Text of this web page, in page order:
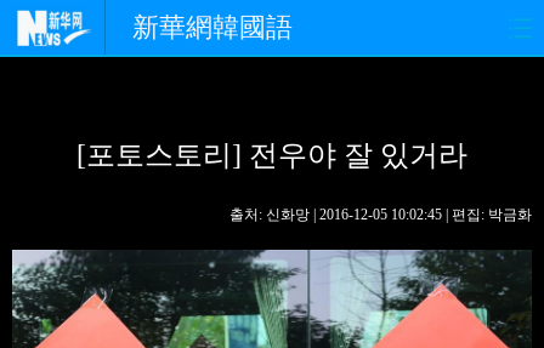
新華網韓國語
경제 사회 포토
핫 TV 문화
연예 관광 오피니언
생생 중국어
[포토스토리] 전우야 잘 있거라
출처: 신화망 | 2016-12-05 10:02:45 | 편집: 박금화